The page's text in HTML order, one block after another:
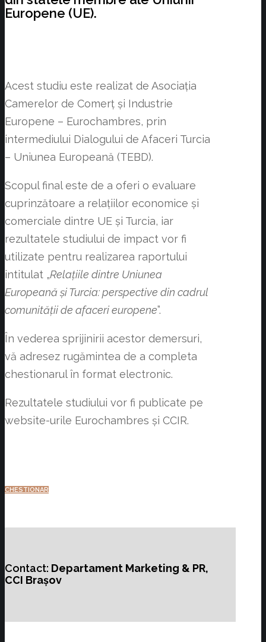
Europene (UE).
Acest studiu este realizat de Asociația
Camerelor de Comerț și Industrie
Europene – Eurochambres, prin
intermediului Dialogului de Afaceri Turcia
– Uniunea Europeană (TEBD).
Scopul final este de a oferi o evaluare
cuprinzătoare a relațiilor economice și
comerciale dintre UE și Turcia, iar
rezultatele studiului de impact vor fi
utilizate pentru realizarea raportului
intitulat „Relațiile dintre Uniunea
Europeană și Turcia: perspective din cadrul
comunității de afaceri europene”.
În vederea sprijinirii acestor demersuri,
vă adresez rugămintea de a completa
chestionarul în format electronic.
Rezultatele studiului vor fi publicate pe
website-urile Eurochambres și CCIR.
CHESTIONAR
Contact: Departament Marketing & PR,
CCI Brașov